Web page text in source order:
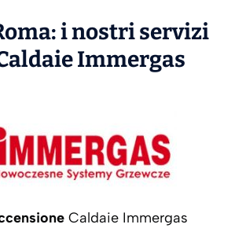
i nostri servizi
Immergas
Caldaie Immergas